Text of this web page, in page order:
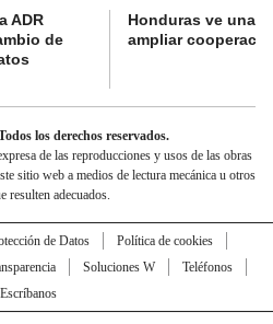
ADR
de
Honduras ve una
ampliar
los derechos reservados.
de las reproducciones y usos de las obras
sitio web a medios de lectura mecánica u otros
resulten adecuados.
de Datos
Política de cookies
Soluciones W
Teléfonos
Escríbanos